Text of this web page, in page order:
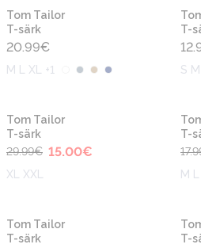
Tom Tailor
T-särk
20.99€
M L XL +1
T-
S
-50%
Tom Tailor
T-särk
29.99€ 15.00€
XL XXL
T-
M L
-50%
Tom Tailor
T-särk
T-